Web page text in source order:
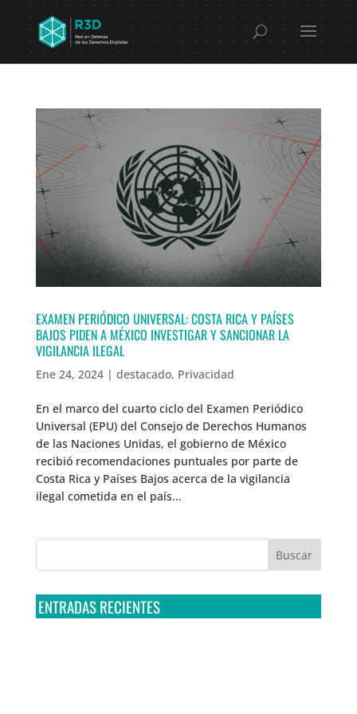
EXAMEN PERIÓDICO UNIVERSAL: COSTA RICA Y PAÍSES
BAJOS PIDEN A MÉXICO INVESTIGAR Y SANCIONAR LA
VIGILANCIA ILEGAL
Ene 24, 2024| destacado, Privacidad
En el marco del cuarto ciclo del Examen Periódico
Universal (EPU) del Consejo de Derechos Humanos
de las Naciones Unidas, el gobierno de México
recibió recomendaciones puntuales por parte de
Costa Rica y Países Bajos acerca de la vigilancia
ilegal cometida en el país...
ENTRADAS RECIENTES